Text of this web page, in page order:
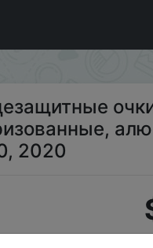
зеркальные,
2020